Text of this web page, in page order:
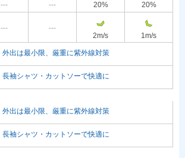
--- --- 20% 20%
---
---
2m/s 1m/s
外出は最小限、厳重に紫外線対策
長袖シャツ・カットソーで快適に
外出は最小限、厳重に紫外線対策
長袖シャツ・カットソーで快適に